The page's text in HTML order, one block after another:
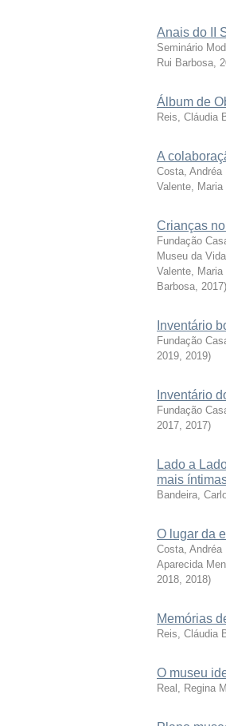
Anais do II
Seminário
Rui Barbosa,
Álbum de
Reis, Cláudia
A
Costa, Andréa
Valente,
Crianças
Fundação
Museu da
Valente,
Barbosa, 2017)
Inventário
Fundação
2019, 2019)
Inventário
Fundação
2017, 2017)
Lado a
mais
Bandeira,
O lugar da
Costa, Andréa
Aparecida
2018, 2018)
Memórias
Reis, Cláudia
O museu
Real, Regina